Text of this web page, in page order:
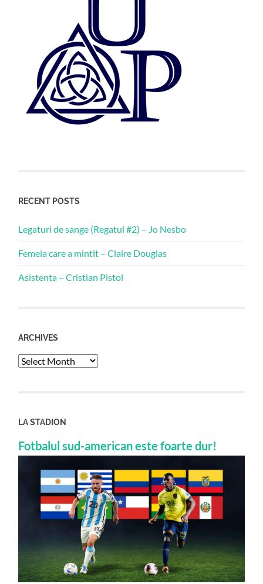
RECENT POSTS
Legaturi de sange (Regatul #2) – Jo Nesbo
Femeia care a mintit – Claire Douglas
Asistenta – Cristian Pistol
ARCHIVES
Archives
LA STADION
Fotbalul sud-american este foarte dur!